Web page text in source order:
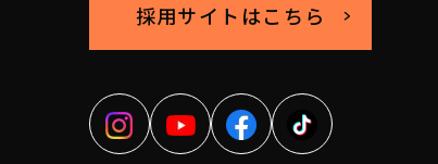
採用サイトはこちら